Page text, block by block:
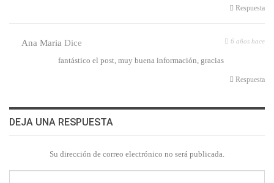
Respuesta
Ana Maria Dice 6 años hace
fantástico el post, muy buena información, gracias
Respuesta
DEJA UNA RESPUESTA
Su dirección de correo electrónico no será publicada.